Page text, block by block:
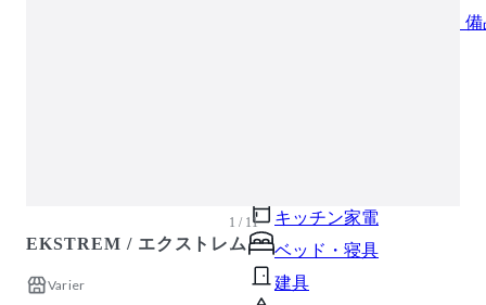
オフィスアクセサリー・
キッチン家電
ベッド・寝具
建具
1 / 11
EKSTREM / エクストレム
Varier